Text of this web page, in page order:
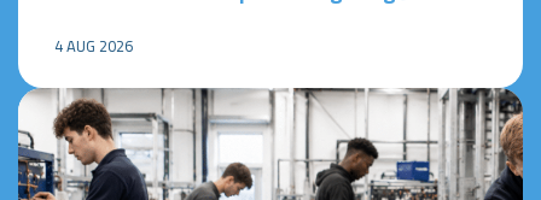
4 AUG 2026